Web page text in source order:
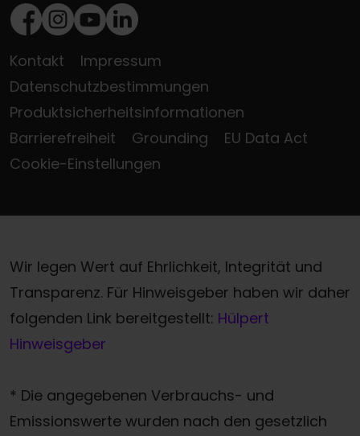
Facebook
Instagram
Youtube
LinkedIn
Kontakt
Impressum
Datenschutzbestimmungen
Produktsicherheitsinformationen
Barrierefreiheit
Grounding
EU Data Act
Cookie-Einstellungen
Wir legen Wert auf Ehrlichkeit, Integrität und
Transparenz. Für Hinweisgeber haben wir daher
folgenden Link bereitgestellt: Hülpert
Hinweisgeber
* Die angegebenen Verbrauchs- und
Emissionswerte wurden nach den gesetzlich